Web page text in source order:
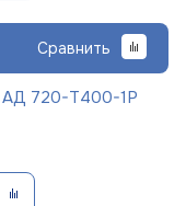
Сравнить
АД 720-Т400-1Р